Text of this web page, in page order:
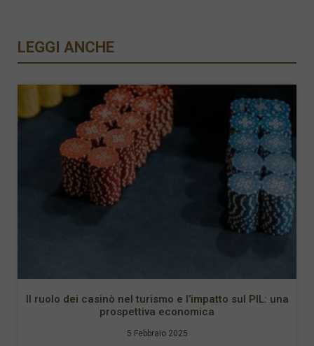
LEGGI ANCHE
Il ruolo dei casinò nel turismo e l’impatto sul PIL: una
prospettiva economica
5 Febbraio 2025